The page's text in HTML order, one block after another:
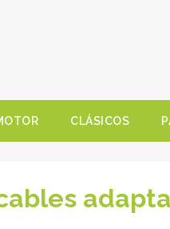
CLÁSICOS